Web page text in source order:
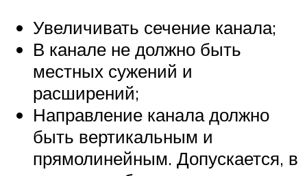
Увеличивать сечение канала;
В канале не должно быть
местных сужений и
расширений;
Направление канала должно
быть вертикальным и
прямолинейным. Допускается, в